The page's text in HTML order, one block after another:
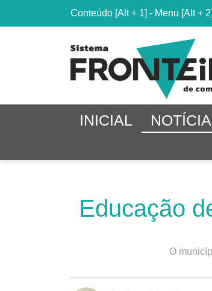
Conteúdo [Alt + 1] - Menu [Alt + 2]
INICIAL
Educação
O